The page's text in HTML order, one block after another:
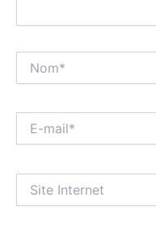
mail*
Internet